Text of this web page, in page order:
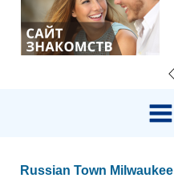
Russian Town Milwaukee